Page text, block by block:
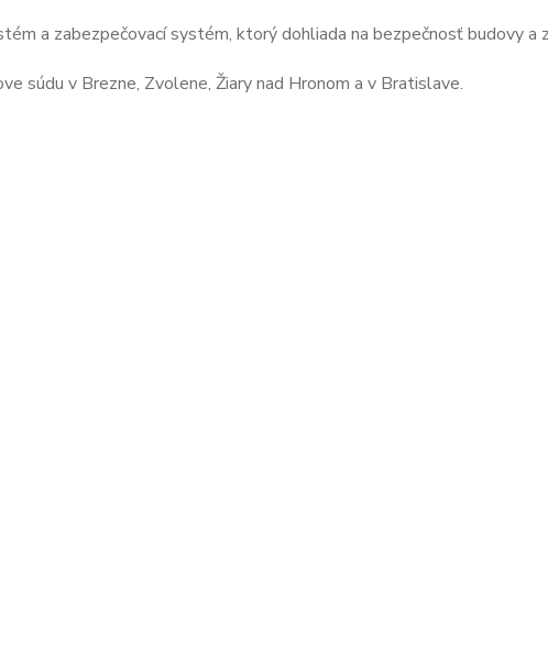
a zabezpečovací systém, ktorý dohliada na bezpečnosť budovy a
súdu v Brezne, Zvolene, Žiary nad Hronom a v Bratislave.